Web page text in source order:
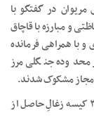
در گفتگو با
و مبارزه با قاچاق
با همراهی فرمانده
جنگلی مرز
مشکوک شدند.
وی افزود: مأموران در این عملیات موفق شدند تعداد ۳۰ کیسه زغالِ حاصل از